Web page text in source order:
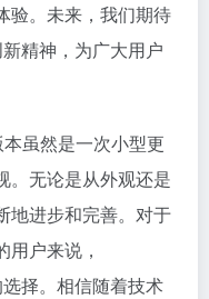
验。未来，我们期待
精神，为广大用户
虽然是一次小型更
。无论是从外观还是
地进步和完善。对于
户来说，
择。相信随着技术